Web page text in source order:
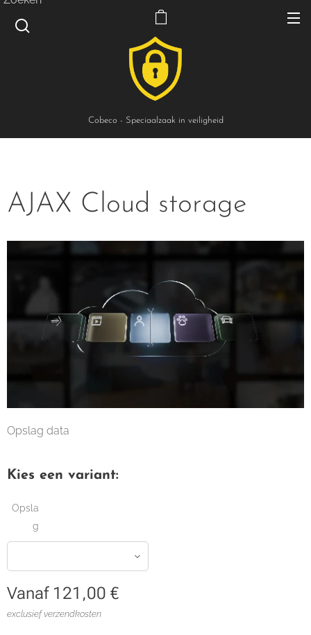
Cobeco - Speciaalzaak in veiligheid
AJAX Cloud storage
Opslag data
Kies een variant:
Opsla
g
Vanaf 121,00 €
exclusief verzendkosten